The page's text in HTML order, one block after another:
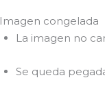
Imagen congelada
La imagen no
Se queda